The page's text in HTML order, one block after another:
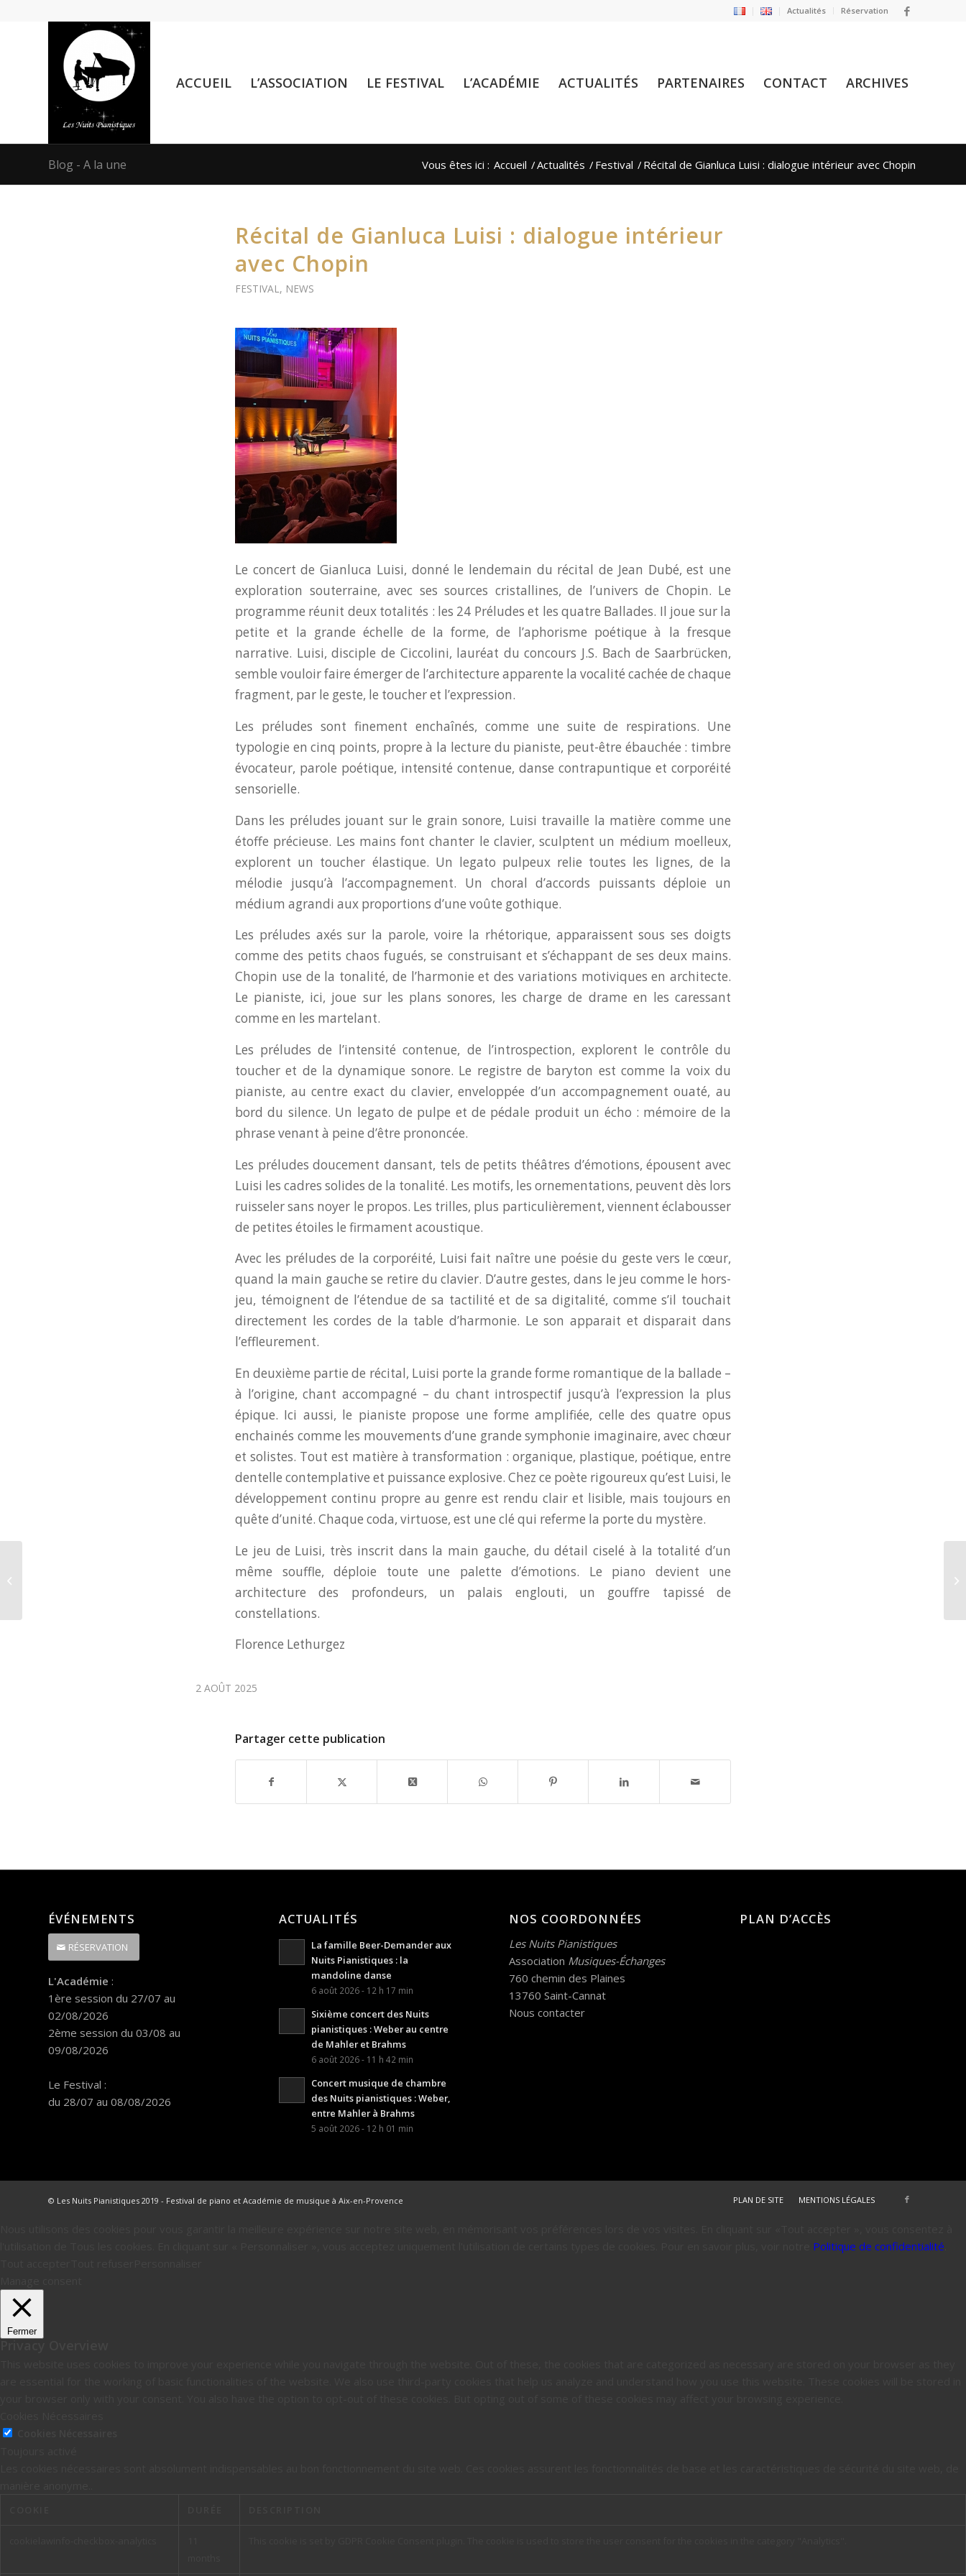
Actualités Réservation
ACCUEIL L’ASSOCIATION LE FESTIVAL L’ACADÉMIE ACTUALITÉS PARTENAIRES CONTACT ARCHIVES
Blog - A la une Vous êtes ici : Accueil /Actualités / Festival / Récital de Gianluca Luisi : dialogue intérieur avec Chopin
Récital de Gianluca Luisi : dialogue intérieur
avec Chopin
FESTIVAL, NEWS
Le concert de Gianluca Luisi, donné le lendemain du récital de Jean Dubé, est une
exploration souterraine, avec ses sources cristallines, de l’univers de Chopin. Le
programme réunit deux totalités : les 24 Préludes et les quatre Ballades. Il joue sur la
petite et la grande échelle de la forme, de l’aphorisme poétique à la fresque
narrative. Luisi, disciple de Ciccolini, lauréat du concours J.S. Bach de Saarbrücken,
semble vouloir faire émerger de l’architecture apparente la vocalité cachée de chaque
fragment, par le geste, le toucher et l’expression.
Les préludes sont finement enchaînés, comme une suite de respirations. Une
typologie en cinq points, propre à la lecture du pianiste, peut-être ébauchée : timbre
évocateur, parole poétique, intensité contenue, danse contrapuntique et corporéité
sensorielle.
Dans les préludes jouant sur le grain sonore, Luisi travaille la matière comme une
étoffe précieuse. Les mains font chanter le clavier, sculptent un médium moelleux,
explorent un toucher élastique. Un legato pulpeux relie toutes les lignes, de la
mélodie jusqu’à l’accompagnement. Un choral d’accords puissants déploie un
médium agrandi aux proportions d’une voûte gothique.
Les préludes axés sur la parole, voire la rhétorique, apparaissent sous ses doigts
comme des petits chaos fugués, se construisant et s’échappant de ses deux mains.
Chopin use de la tonalité, de l’harmonie et des variations motiviques en architecte.
Le pianiste, ici, joue sur les plans sonores, les charge de drame en les caressant
comme en les martelant.
Les préludes de l’intensité contenue, de l’introspection, explorent le contrôle du
toucher et de la dynamique sonore. Le registre de baryton est comme la voix du
pianiste, au centre exact du clavier, enveloppée d’un accompagnement ouaté, au
bord du silence. Un legato de pulpe et de pédale produit un écho : mémoire de la
phrase venant à peine d’être prononcée.
Les préludes doucement dansant, tels de petits théâtres d’émotions, épousent avec
Luisi les cadres solides de la tonalité. Les motifs, les ornementations, peuvent dès lors
ruisseler sans noyer le propos. Les trilles, plus particulièrement, viennent éclabousser
de petites étoiles le firmament acoustique.
Avec les préludes de la corporéité, Luisi fait naître une poésie du geste vers le cœur,
quand la main gauche se retire du clavier. D’autre gestes, dans le jeu comme le hors-
jeu, témoignent de l’étendue de sa tactilité et de sa digitalité, comme s’il touchait
directement les cordes de la table d’harmonie. Le son apparait et disparait dans
l’effleurement.
En deuxième partie de récital, Luisi porte la grande forme romantique de la ballade –
à l’origine, chant accompagné – du chant introspectif jusqu’à l’expression la plus
épique. Ici aussi, le pianiste propose une forme amplifiée, celle des quatre opus
enchainés comme les mouvements d’une grande symphonie imaginaire, avec chœur
et solistes. Tout est matière à transformation : organique, plastique, poétique, entre
dentelle contemplative et puissance explosive. Chez ce poète rigoureux qu’est Luisi, le
développement continu propre au genre est rendu clair et lisible, mais toujours en
quête d’unité. Chaque coda, virtuose, est une clé qui referme la porte du mystère.
Le jeu de Luisi, très inscrit dans la main gauche, du détail ciselé à la totalité d’un
même souffle, déploie toute une palette d’émotions. Le piano devient une
architecture des profondeurs, un palais englouti, un gouffre tapissé de
constellations.
Florence Lethurgez
2 AOÛT 2025
Partager cette publication
ÉVÉNEMENTS
RÉSERVATION
L'Académie :
1ère session du 27/07 au
02/08/2026
2ème session du 03/08 au
09/08/2026
Le Festival :
du 28/07 au 08/08/2026
ACTUALITÉS
La famille Beer-Demander aux
Nuits Pianistiques : la
mandoline danse
6 août 2026 - 12 h 17 min
Sixième concert des Nuits
pianistiques : Weber au centre
de Mahler et Brahms
6 août 2026 - 11 h 42 min
Concert musique de chambre
des Nuits pianistiques : Weber,
entre Mahler à Brahms
5 août 2026 - 12 h 01 min
NOS COORDONNÉES
Les Nuits Pianistiques
Association Musiques-Échanges
760 chemin des Plaines
13760 Saint-Cannat
Nous contacter
PLAN D’ACCÈS
© Les Nuits Pianistiques 2019 - Festival de piano et Académie de musique à Aix-en-Provence PLAN DE SITE MENTIONS LÉGALES
Politique de confidentialité
Fermer